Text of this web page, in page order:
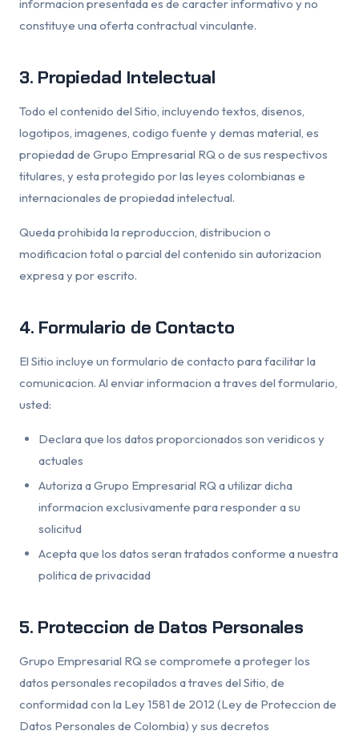
informacion presentada es de caracter informativo y no
constituye una oferta contractual vinculante.
3. Propiedad Intelectual
Todo el contenido del Sitio, incluyendo textos, disenos,
logotipos, imagenes, codigo fuente y demas material, es
propiedad de Grupo Empresarial RQ o de sus respectivos
titulares, y esta protegido por las leyes colombianas e
internacionales de propiedad intelectual.
Queda prohibida la reproduccion, distribucion o
modificacion total o parcial del contenido sin autorizacion
expresa y por escrito.
4. Formulario de Contacto
El Sitio incluye un formulario de contacto para facilitar la
comunicacion. Al enviar informacion a traves del formulario,
usted:
Declara que los datos proporcionados son veridicos y
actuales
Autoriza a Grupo Empresarial RQ a utilizar dicha
informacion exclusivamente para responder a su
solicitud
Acepta que los datos seran tratados conforme a nuestra
politica de privacidad
5. Proteccion de Datos Personales
Grupo Empresarial RQ se compromete a proteger los
datos personales recopilados a traves del Sitio, de
conformidad con la Ley 1581 de 2012 (Ley de Proteccion de
Datos Personales de Colombia) y sus decretos